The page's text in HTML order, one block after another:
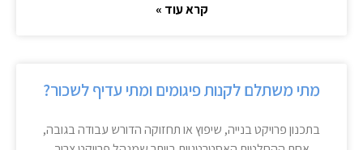
קרא עוד »
מתי משתלם לקנות פיגומים ומתי עדיף לשכור?
בתכנון פרויקט בנייה, שיפוץ או תחזוקה הדורש עבודה בגובה,